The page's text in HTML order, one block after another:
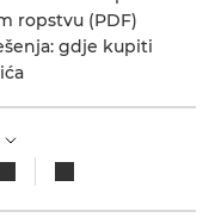
ropstvu (PDF)
gdje kupiti